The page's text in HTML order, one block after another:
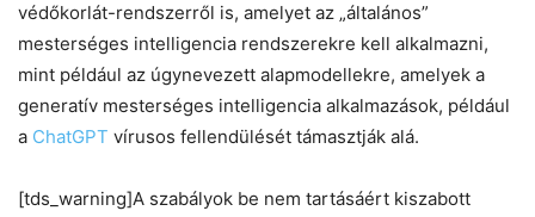
védőkorlát-rendszerről is, amelyet az „általános”
mesterséges intelligencia rendszerekre kell alkalmazni,
mint például az úgynevezett alapmodellekre, amelyek a
generatív mesterséges intelligencia alkalmazások, például
a ChatGPT vírusos fellendülését támasztják alá.
[tds_warning]A szabályok be nem tartásáért kiszabott